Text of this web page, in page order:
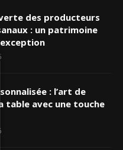
des producteurs
: un patrimoine
: l’art de
table avec une touche